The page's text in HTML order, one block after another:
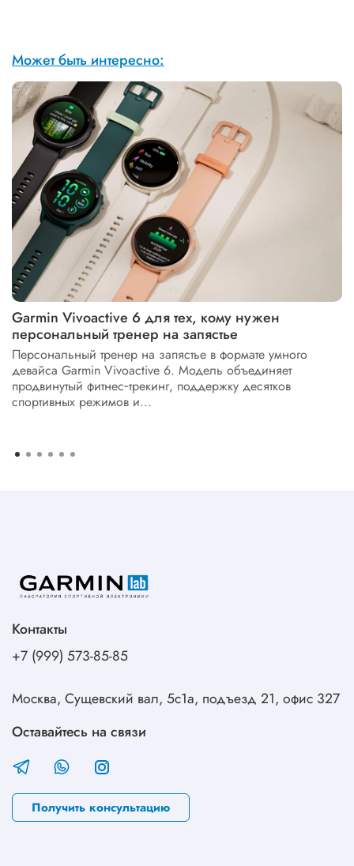
Может быть интересно:
Garmin Vivoactive 6 для тех, кому нужен
персональный тренер на запястье
Персональный тренер на запястье в формате умного
девайса Garmin Vivoactive 6. Модель объединяет
продвинутый фитнес‑трекинг, поддержку десятков
спортивных режимов и...
Контакты
+7 (999) 573-85-85
Москва, Сущевский вал, 5с1а, подъезд 21, офис 327
Оставайтесь на связи
Получить консультацию